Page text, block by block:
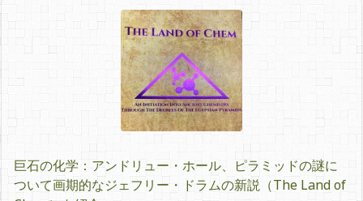
巨石の化学：アンドリュー・ホール、ピラミッドの謎に
ついて画期的なジェフリー・ドラムの新説（The Land of